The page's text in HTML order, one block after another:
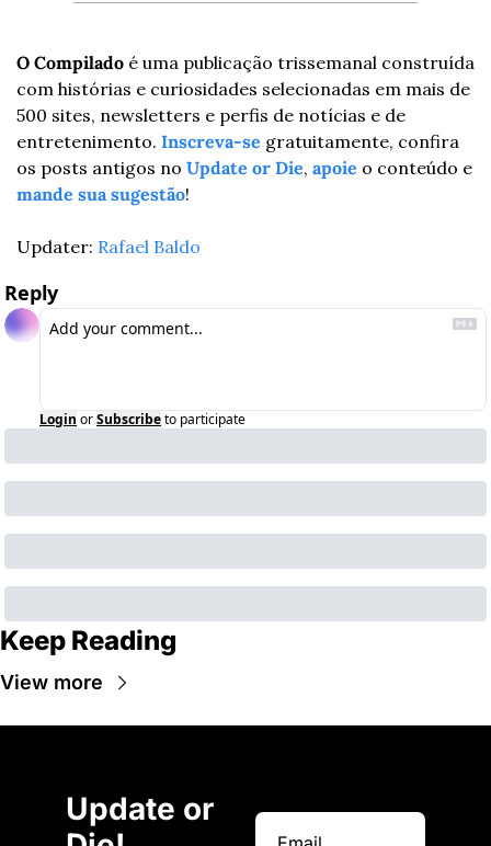
O Compilado é uma publicação trissemanal construída
com histórias e curiosidades selecionadas em mais de
500 sites, newsletters e perfis de notícias e de
entretenimento. Inscreva-se gratuitamente, confira
os posts antigos no Update or Die, apoie
mande sua sugestão!
Updater: Rafael Baldo
Reply
Login orSubscribeto participate
Keep Reading
View more
Update or